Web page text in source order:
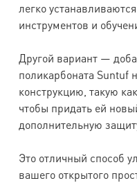
легко
инструментов и
Другой вариант —
поликарбоната Suntuf
конструкцию, такую
чтобы придать ей
дополнительную
Это отличный способ
вашего открытого